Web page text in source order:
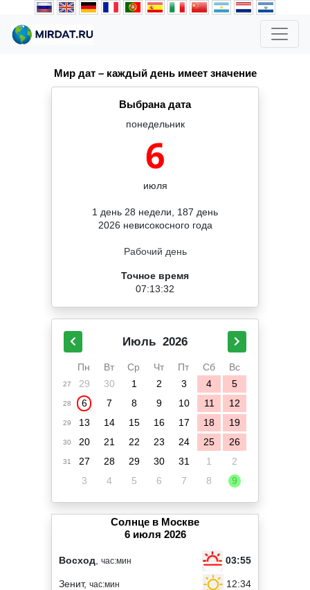
Мир дат – каждый день имеет значение
Выбрана дата
понедельник
6
июля
1 день 28 недели, 187 день
2026 невисокосного года
Рабочий день
Точное время
07:13:32
Июль 2026
Пн Вт Ср Чт Пт Сб Вс
27 29 30 1 2 3 4 5
28 6 7 8 9 10 11 12
29 13 14 15 16 17 18 19
30 20 21 22 23 24 25 26
31 27 28 29 30 31 1
2
3
4 5 6 7 8 9
Солнце в Москве
6 июля 2026
Восход час:мин 03:55
Зенит, час:мин 12:34